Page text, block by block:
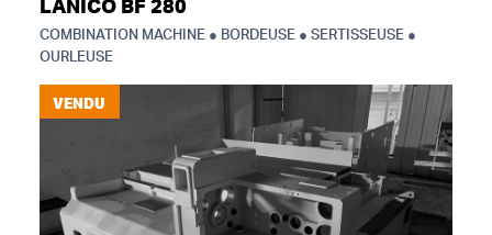
LANICO BF 280
COMBINATION MACHINE ● BORDEUSE ● SERTISSEUSE ●
OURLEUSE
VENDU